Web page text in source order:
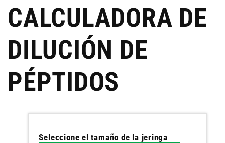
CALCULADORA DE
DILUCIÓN DE
PÉPTIDOS
Seleccione el tamaño de la jeringa